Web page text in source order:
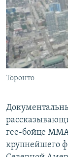
СОЦИАЛЬНЫЕ СЕТИ
Все сайты
Торонто
гее-бойце ММА
крупнейшего